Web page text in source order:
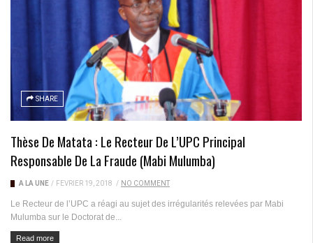
SHARE
Thèse De Matata : Le Recteur De L’UPC Principal
Responsable De La Fraude (Mabi Mulumba)
A LA UNE / FÉVRIER 19, 2018 / NO COMMENT
Le Recteur de l’UPC a réagi au sujet des irrégularités relevées par Mabi
Mulumba sur le Doctorat de...
Read more